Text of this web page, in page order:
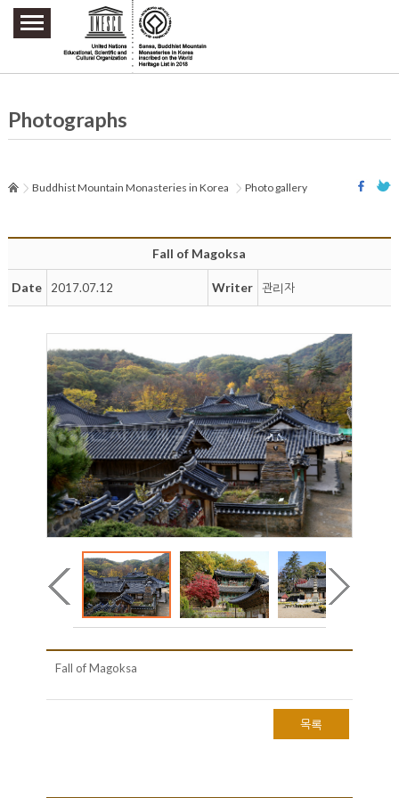
주요메뉴 바로가기
본문 바로가기
하단메뉴 바로가기
Photographs
Buddhist Mountain Monasteries in Korea Photo gallery
Fall of Magoksa
Date 2017.07.12 Writer 관리자
Fall of Magoksa
목록